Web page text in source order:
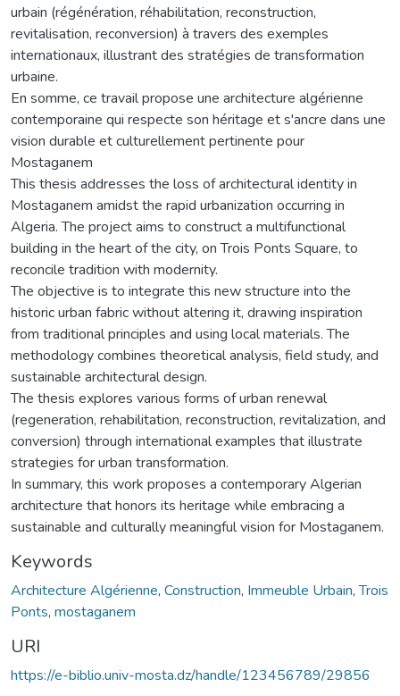
urbain (régénération, réhabilitation, reconstruction,
revitalisation, reconversion) à travers des exemples
internationaux, illustrant des stratégies de transformation
urbaine.
En somme, ce travail propose une architecture algérienne
contemporaine qui respecte son héritage et s'ancre dans une
vision durable et culturellement pertinente pour
Mostaganem
This thesis addresses the loss of architectural identity in
Mostaganem amidst the rapid urbanization occurring in
Algeria. The project aims to construct a multifunctional
building in the heart of the city, on Trois Ponts Square, to
reconcile tradition with modernity.
The objective is to integrate this new structure into the
historic urban fabric without altering it, drawing inspiration
from traditional principles and using local materials. The
methodology combines theoretical analysis, field study, and
sustainable architectural design.
The thesis explores various forms of urban renewal
(regeneration, rehabilitation, reconstruction, revitalization, and
conversion) through international examples that illustrate
strategies for urban transformation.
In summary, this work proposes a contemporary Algerian
architecture that honors its heritage while embracing a
sustainable and culturally meaningful vision for Mostaganem.
Keywords
Architecture Algérienne, Construction, Immeuble Urbain,Trois
Ponts, mostaganem
URI
https://e-biblio.univ-mosta.dz/handle/123456789/29856